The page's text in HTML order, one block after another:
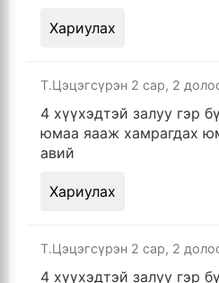
Хариулах
Т.Цэцэгсүрэн 2 сар, 2
4 хүүхэдтэй залуу гэр
юмаа яааж хамрагдах
авий
Хариулах
Т.Цэцэгсүрэн 2 сар, 2
4 хүүхэдтэй залуу гэр